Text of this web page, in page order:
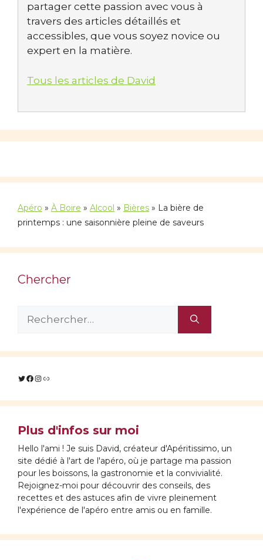
partager cette passion avec vous à
travers des articles détaillés et
accessibles, que vous soyez novice ou
expert en la matière.
Tous les articles de David
Apéro » À Boire » Alcool » Bières » La bière de
printemps : une saisonnière pleine de saveurs
Chercher
Rechercher :
Twitter
Facebook
Instagram
Lien
Plus d'infos sur moi
Hello l'ami ! Je suis David, créateur d'Apéritissimo, un
site dédié à l'art de l'apéro, où je partage ma passion
pour les boissons, la gastronomie et la convivialité.
Rejoignez-moi pour découvrir des conseils, des
recettes et des astuces afin de vivre pleinement
l'expérience de l'apéro entre amis ou en famille.